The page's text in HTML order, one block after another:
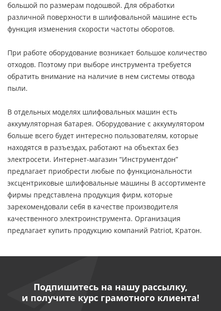
большой по размерам подошвой. Для обработки
различной поверхности в шлифовальной машине есть
функция изменения скорости частоты оборотов.
При работе оборудование возникает большое количество
отходов. Поэтому при выборе инструмента требуется
обратить внимание на наличие в нем системы отвода
пыли.
В отдельных моделях шлифовальных машин есть
аккумуляторная батарея. Оборудование с аккумулятором
больше всего будет интересно пользователям, которые
находятся в разъездах, работают на объектах без
электросети. Интернет-магазин “Инструментдон”
предлагает приобрести любые по функциональности
эксцентриковые шлифовальные машины В ассортименте
фирмы представлена продукция фирм, которые
зарекомендовали себя в качестве производителя
качественного электроинструмента. Организация
предлагает купить продукцию компаний Patriot, Кратон.
Подпишитесь на нашу рассылку,
и получите курс грамотного клиента!